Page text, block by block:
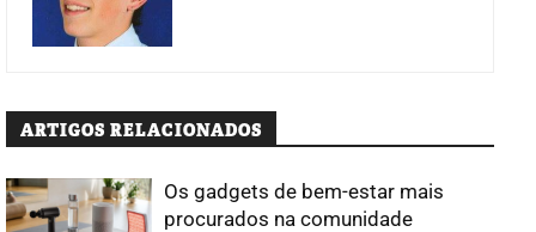
ARTIGOS RELACIONADOS
Os gadgets de bem-estar mais
procurados na comunidade